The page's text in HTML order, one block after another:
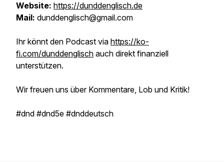
Website: https://dunddenglisch.de
Mail: dunddenglisch@gmail.com
Ihr könnt den Podcast via https://ko-
fi.com/dunddenglisch auch direkt finanziell
unterstützen.
Wir freuen uns über Kommentare, Lob und Kritik!
#dnd #dnd5e #dnddeutsch